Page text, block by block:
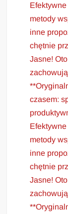
metody
inne
chętnie
Jasne!
czasem:
metody
inne
chętnie
Jasne!